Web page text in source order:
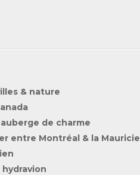
& nature
de charme
entre Montréal & la Mauricie